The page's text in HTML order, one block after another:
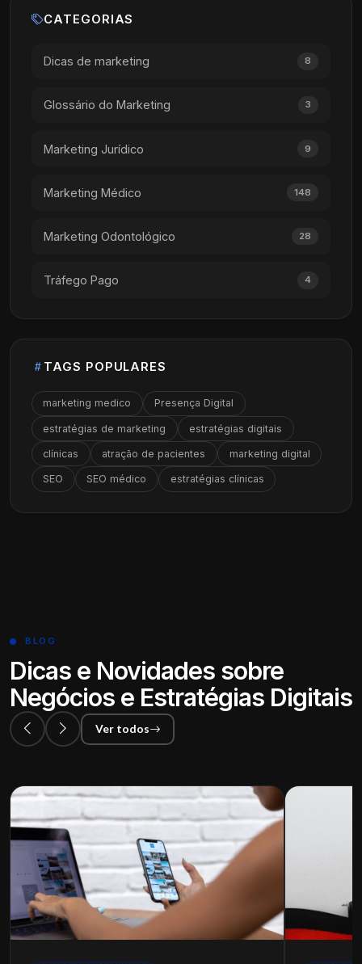
CATEGORIAS
Dicas de marketing 8
Glossário do Marketing 3
Marketing Jurídico 9
Marketing Médico 148
Marketing Odontológico 28
Tráfego Pago 4
TAGS POPULARES
marketing medico Presença Digital
estratégias de marketing estratégias digitais
clínicas atração de pacientes marketing digital
SEO SEO médico estratégias clínicas
BLOG
Dicas e Novidades sobre
Negócios e Estratégias Digitais
Ver todos